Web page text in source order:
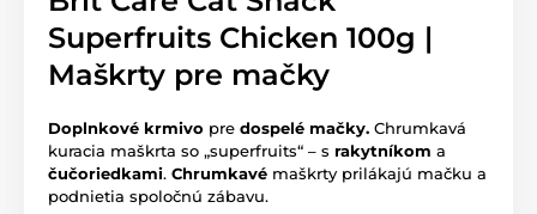
Superfruits Chicken 100g |
Maškrty pre mačky
Doplnkové krmivo pre dospelé mačky. Chrumkavá
kuracia maškrta so „superfruits“ – s rakytníkom a
čučoriedkami. Chrumkavé maškrty prilákajú mačku a
podnietia spoločnú zábavu.